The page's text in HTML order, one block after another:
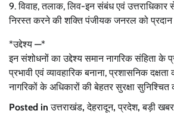
9. विवाह, तलाक, लिव-इन संबंध एवं
निरस्त करने की शक्ति पंजीयक जनरल को प्रदान
*उद्देश्य —*
इन संशोधनों का उद्देश्य समान नागरिक संहिता के
प्रभावी एवं व्यावहारिक बनाना, प्रशासनिक
नागरिकों के अधिकारों की बेहतर सुरक्षा सुनिश्चित
Posted inउत्तराखंड,देहरादून,प्रदेश,बड़ी खबर